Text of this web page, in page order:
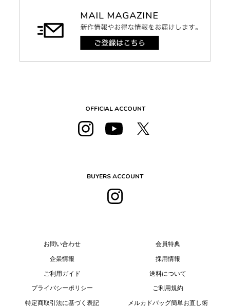
OFFICIAL ACCOUNT
BUYERS ACCOUNT
お問い合わせ
企業情報
ご利用ガイド
プライバシーポリシー
特定商取引法に基づく表記
会員特典
採用情報
送料について
ご利用規約
メルカドバッグ簡単お直し術